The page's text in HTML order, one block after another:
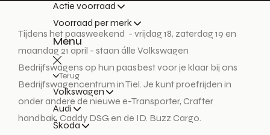
Actie voorraad
Voorraad per merk
Menu
Terug
Volkswagen
Audi
Škoda
Tijdens het paasweekend - vrijdag 18, zaterdag 19 en
maandag 21 april - staan álle Volkswagen
Bedrijfswagens op hun paasbest voor je klaar bij ons
Bedrijfswagencentrum in Tiel. Je kunt proefrijden in
onder andere de nieuwe e-Transporter, Crafter
handbak, Caddy DSG en de ID. Buzz Cargo.